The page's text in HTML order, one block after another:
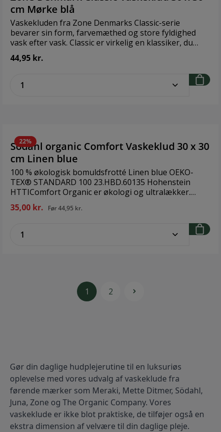
cm.Brand: SödahlStørrelse: B: 30 cm x L: 30
cmMateriale: 100 % Økologisk bomuldsfrotté
cm Mørke blå
Vaskekluden fra Zone Denmarks Classic-serie
bevarer sin form, farvemæthed og store fyldighed
vask efter vask. Classic er virkelig en klassiker, du
bliver glad for. 100 % bomuld, der kan vaskes ved 60
°C. Brand: Zone DenmarkStørrelse: 30 x 30
44,95 kr.
22%
Södahl organic Comfort Vaskeklud 30 x 30
cm Linen blue
100 % økologisk bomuldsfrotté Linen blue OEKO-
TEX® STANDARD 100 23.HBD.60135 Hohenstein
HTTIComfort Organic er økologi og ultralækker.
Södahls mest populære håndklædeserie Comfort i
den luksuriøse kvalitet, der gør dig glad hver eneste
dag. Håndklæderne lever op til de strengeste krav om
økologiske materialer, og hele fremstillingsprocessen
en strikket strop giver et eksklusivt udtryk.Comfort
fås i badehåndklæde 70 x 140 cm, håndklæde 50 x 100
cm, gæstehåndklæde 40 x 60 cm og vaskeklud 30 x 30
35,00 kr. Før44,95 kr.
1 2
Gør din daglige hudplejerutine til en luksuriøs
oplevelse med vores udvalg af vaskeklude fra
førende mærker som Meraki, Mette Ditmer, Södahl,
Juna, Zone og The Organic Company. Vores
vaskeklude er ikke blot praktiske, de tilføjer også en
ekstra dimension af velvære til din daglige pleje.